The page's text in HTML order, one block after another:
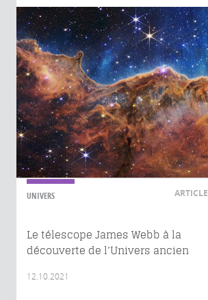
UNIVERS ARTICLE
Le télescope James Webb à la
découverte de l’Univers ancien
12.10.2021